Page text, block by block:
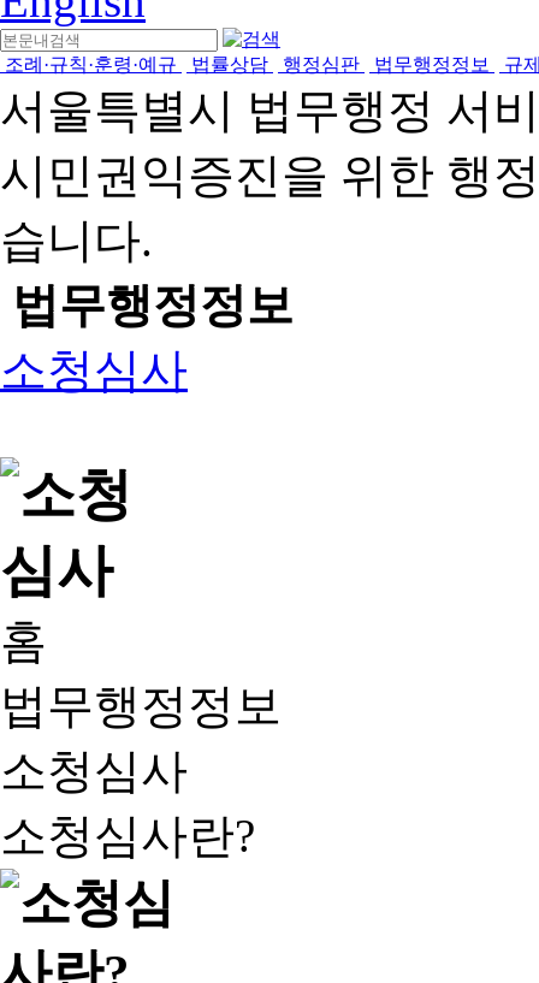
조례·규칙·훈령·예규 법률상담 행정심판 법무행정정보 규
서울특별시 법무행정 서
시민권익증진을 위한 행
습니다.
법무행정정보
소청심사
홈
법무행정정보
소청심사
소청심사란?